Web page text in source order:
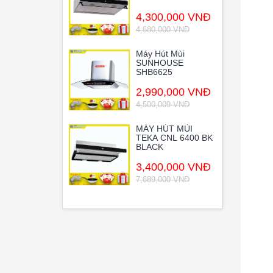
4,300,000 VNĐ
4,680,000 VNĐ
Máy Hút Mùi
SUNHOUSE
SHB6625
2,990,000 VNĐ
4,500,009 VNĐ
MÁY HÚT MÙI
TEKA CNL 6400 BK
BLACK
3,400,000 VNĐ
7,689,000 VNĐ